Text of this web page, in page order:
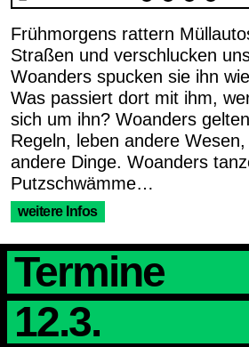
AGB
Impressum
Datenschutz
Barrierefreiheitserklärung
Frühmorgens rattern
Straßen und verschlucken
Woanders spucken sie ihn
Was passiert dort mit ihm,
sich um ihn? Woanders
Regeln, leben andere
andere Dinge. Woanders
Putzschwämme…
weitere Infos
Termine
12.3.